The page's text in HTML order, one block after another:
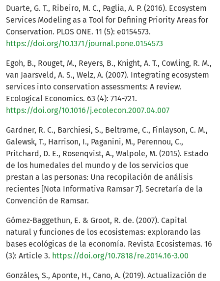
Duarte, G. T., Ribeiro, M. C., Paglia, A. P. (2016). Ecosystem
Services Modeling as a Tool for Defining Priority Areas for
Conservation. PLOS ONE. 11 (5): e0154573.
https://doi.org/10.1371/journal.pone.0154573
Egoh, B., Rouget, M., Reyers, B., Knight, A. T., Cowling, R. M.,
van Jaarsveld, A. S., Welz, A. (2007). Integrating ecosystem
services into conservation assessments: A review.
Ecological Economics. 63 (4): 714-721.
https://doi.org/10.1016/j.ecolecon.2007.04.007
Gardner, R. C., Barchiesi, S., Beltrame, C., Finlayson, C. M.,
Galewsk, T., Harrison, I., Paganini, M., Perennou, C.,
Pritchard, D. E., Rosenqvist, A., Walpole, M. (2015). Estado
de los humedales del mundo y de los servicios que
prestan a las personas: Una recopilación de análisis
recientes [Nota Informativa Ramsar 7]. Secretaría de la
Convención de Ramsar.
Gómez-Baggethun, E. & Groot, R. de. (2007). Capital
natural y funciones de los ecosistemas: explorando las
bases ecológicas de la economía. Revista Ecosistemas. 16
(3): Article 3. https://doi.org/10.7818/re.2014.16-3.00
Gonzáles, S., Aponte, H., Cano, A. (2019). Actualización de